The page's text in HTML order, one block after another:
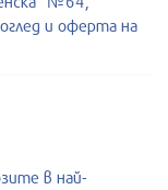
и оферта на
в най-